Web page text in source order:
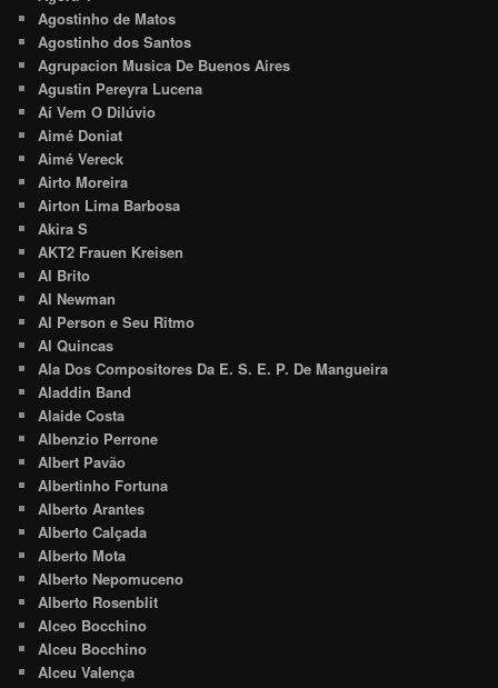
Agostinho de Matos
Agostinho dos Santos
Agrupacion Musica De Buenos Aires
Agustin Pereyra Lucena
Aí Vem O Dilúvio
Aimé Doniat
Aimé Vereck
Airto Moreira
Airton Lima Barbosa
Akira S
AKT2 Frauen Kreisen
Al Brito
Al Newman
Al Person e Seu Ritmo
Al Quincas
Ala Dos Compositores Da E. S. E. P. De Mangueira
Aladdin Band
Alaide Costa
Albenzio Perrone
Albert Pavão
Albertinho Fortuna
Alberto Arantes
Alberto Calçada
Alberto Mota
Alberto Nepomuceno
Alberto Rosenblit
Alceo Bocchino
Alceu Bocchino
Alceu Valença